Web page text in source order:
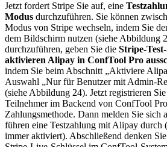
Jetzt fordert Stripe Sie auf, eine
Modus durchzuführen. Sie können
Modus von Stripe wechseln, indem Sie
dem Bildschirm nutzen (siehe Abbildung
durchzuführen, geben Sie die Stripe-
aktivieren Alipay in ConfTool Pro
indem Sie beim Abschnitt „Aktiviere
Auswahl „Nur für Benutzer mit Admin-
(siehe Abbildung 24). Jetzt registrieren
Teilnehmer im Backend von ConfTool
Zahlungsmethode. Dann melden Sie sich
führen eine Testzahlung mit Alipay durch
immer aktiviert). Abschließend denken